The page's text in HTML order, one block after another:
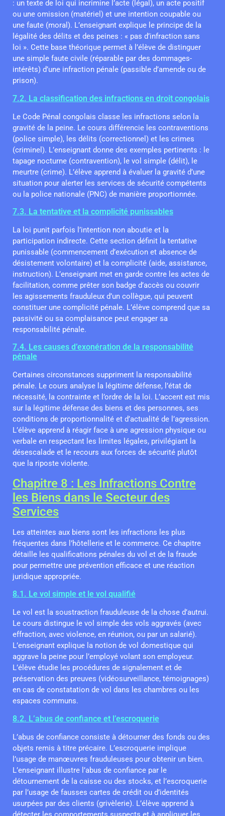
: un texte de loi qui incrimine l’acte (légal), un acte positif
ou une omission (matériel) et une intention coupable ou
une faute (moral). L’enseignant explique le principe de la
légalité des délits et des peines : « pas d’infraction sans
loi ». Cette base théorique permet à l’élève de distinguer
une simple faute civile (réparable par des dommages-
intérêts) d’une infraction pénale (passible d’amende ou de
prison).
7.2. La classification des infractions en droit congolais
Le Code Pénal congolais classe les infractions selon la
gravité de la peine. Le cours différencie les contraventions
(police simple), les délits (correctionnel) et les crimes
(criminel). L’enseignant donne des exemples pertinents : le
tapage nocturne (contravention), le vol simple (délit), le
meurtre (crime). L’élève apprend à évaluer la gravité d’une
situation pour alerter les services de sécurité compétents
ou la police nationale (PNC) de manière proportionnée.
7.3. La tentative et la complicité punissables
La loi punit parfois l’intention non aboutie et la
participation indirecte. Cette section définit la tentative
punissable (commencement d’exécution et absence de
désistement volontaire) et la complicité (aide, assistance,
instruction). L’enseignant met en garde contre les actes de
facilitation, comme prêter son badge d’accès ou couvrir
les agissements frauduleux d’un collègue, qui peuvent
constituer une complicité pénale. L’élève comprend que sa
passivité ou sa complaisance peut engager sa
responsabilité pénale.
7.4. Les causes d’exonération de la responsabilité
pénale
Certaines circonstances suppriment la responsabilité
pénale. Le cours analyse la légitime défense, l’état de
nécessité, la contrainte et l’ordre de la loi. L’accent est mis
sur la légitime défense des biens et des personnes, ses
conditions de proportionnalité et d’actualité de l’agression.
L’élève apprend à réagir face à une agression physique ou
verbale en respectant les limites légales, privilégiant la
désescalade et le recours aux forces de sécurité plutôt
que la riposte violente.
Chapitre 8 : Les Infractions Contre
les Biens dans le Secteur des
Services
Les atteintes aux biens sont les infractions les plus
fréquentes dans l’hôtellerie et le commerce. Ce chapitre
détaille les qualifications pénales du vol et de la fraude
pour permettre une prévention efficace et une réaction
juridique appropriée.
8.1. Le vol simple et le vol qualifié
Le vol est la soustraction frauduleuse de la chose d’autrui.
Le cours distingue le vol simple des vols aggravés (avec
effraction, avec violence, en réunion, ou par un salarié).
L’enseignant explique la notion de vol domestique qui
aggrave la peine pour l’employé volant son employeur.
L’élève étudie les procédures de signalement et de
préservation des preuves (vidéosurveillance, témoignages)
en cas de constatation de vol dans les chambres ou les
espaces communs.
8.2. L’abus de confiance et l’escroquerie
L’abus de confiance consiste à détourner des fonds ou des
objets remis à titre précaire. L’escroquerie implique
l’usage de manœuvres frauduleuses pour obtenir un bien.
L’enseignant illustre l’abus de confiance par le
détournement de la caisse ou des stocks, et l’escroquerie
par l’usage de fausses cartes de crédit ou d’identités
usurpées par des clients (grivèlerie). L’élève apprend à